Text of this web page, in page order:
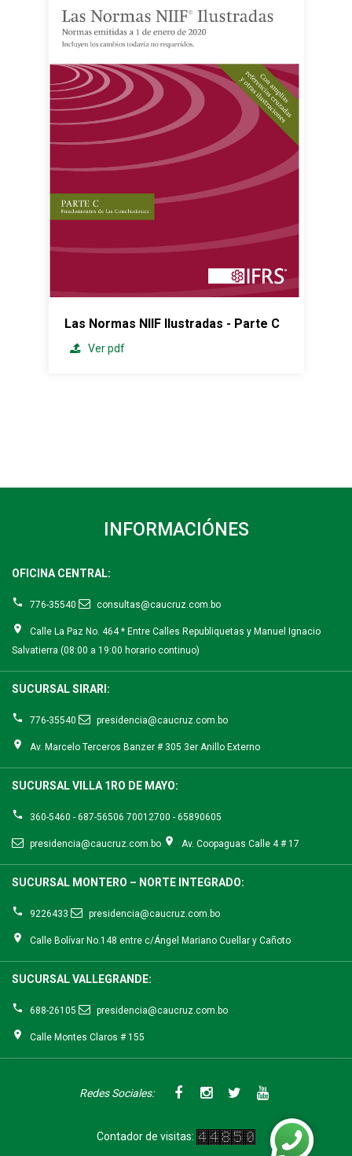
Las Normas NIIF Ilustradas - Parte C
Ver pdf
INFORMACIÓNES
OFICINA CENTRAL:
776-35540 consultas@caucruz.com.bo
Calle La Paz No. 464 * Entre Calles Republiquetas y Manuel Ignacio
Salvatierra (08:00 a 19:00 horario continuo)
SUCURSAL SIRARI:
776-35540 presidencia@caucruz.com.bo
Av. Marcelo Terceros Banzer # 305 3er Anillo Externo
SUCURSAL VILLA 1RO DE MAYO:
360-5460 - 687-56506 70012700 - 65890605
presidencia@caucruz.com.bo Av. Coopaguas Calle 4 # 17
SUCURSAL MONTERO – NORTE INTEGRADO:
9226433 presidencia@caucruz.com.bo
Calle Bolívar No.148 entre c/Ángel Mariano Cuellar y Cañoto
SUCURSAL VALLEGRANDE:
688-26105 presidencia@caucruz.com.bo
Calle Montes Claros # 155
Redes Sociales:
Contador de visitas: